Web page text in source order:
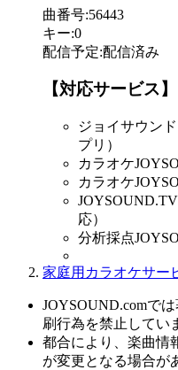
曲番号:56443
キー:0
配信予定:配信済み
【対応サービス】
ジョイサウン
プリ）
カラオケ
カラオケ
応）
分析採点
家庭用カラオケサー
JOYSOUND.comで
刷行為を禁止してい
都合により、楽曲情
が変更となる場合が